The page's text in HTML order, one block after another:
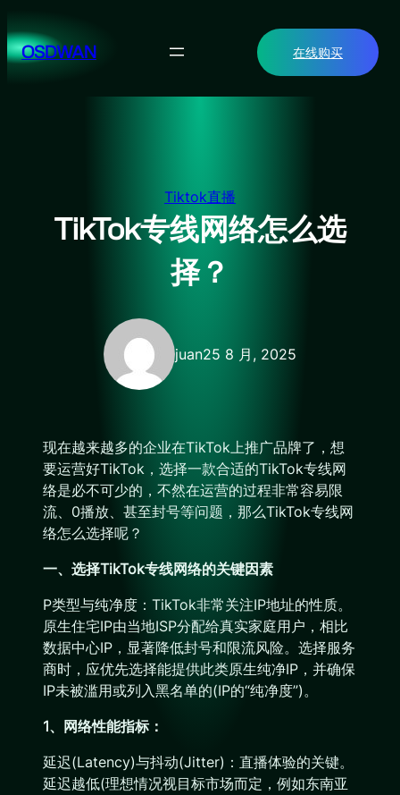
至
内OSDWAN 在线购买
Tiktok直播
TikTok专线网络怎么选
择？
juan25 8 月, 2025
现在越来越多的企业在TikTok上推广品牌了，想
要运营好TikTok，选择一款合适的TikTok专线网
络是必不可少的，不然在运营的过程非常容易限
流、0播放、甚至封号等问题，那么TikTok专线网
络怎么选择呢？
一、选择TikTok专线网络的关键因素
P类型与纯净度：TikTok非常关注IP地址的性质。
原生住宅IP由当地ISP分配给真实家庭用户，相比
数据中心IP，显著降低封号和限流风险。选择服务
商时，应优先选择能提供此类原生纯净IP，并确保
IP未被滥用或列入黑名单的(IP的“纯净度”)。
1、网络性能指标：
延迟(Latency)与抖动(Jitter)：直播体验的关键。
延迟越低(理想情况视目标市场而定，例如东南亚